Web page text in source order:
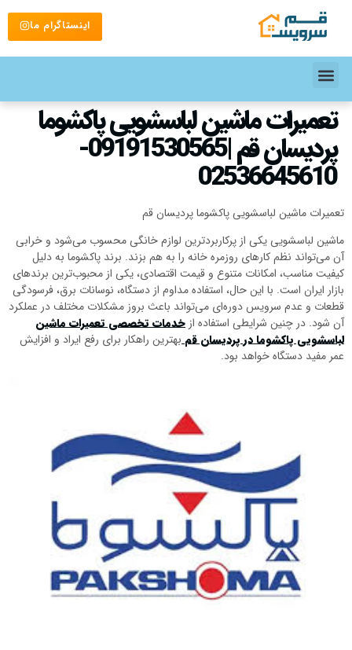
اینستاگرام ما
تعمیرات ماشین لباسشویی پاکشوما
پردیسان قم |09191530565-
02536645610
تعمیرات ماشین لباسشویی پاکشوما پردیسان قم
ماشین لباسشویی یکی از پرکاربردترین لوازم خانگی محسوب می‌شود و خرابی
آن می‌تواند نظم کارهای روزمره خانه را به هم بزند. برند پاکشوما به دلیل
کیفیت مناسب، امکانات متنوع و قیمت اقتصادی، یکی از محبوب‌ترین برندهای
بازار ایران است. با این حال، استفاده مداوم از دستگاه، نوسانات برق، فرسودگی
قطعات و عدم سرویس دوره‌ای می‌تواند باعث بروز مشکلات مختلف در عملکرد
آن شود. در چنین شرایطی استفاده از خدمات تخصصی تعمیرات ماشین
لباسشویی پاکشوما در پردیسان قم بهترین راهکار برای رفع ایراد و افزایش
عمر مفید دستگاه خواهد بود.